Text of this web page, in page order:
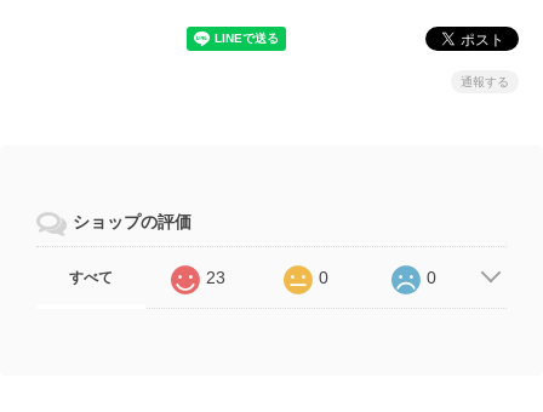
通報する
ショップの評価
すべて 23 0 0